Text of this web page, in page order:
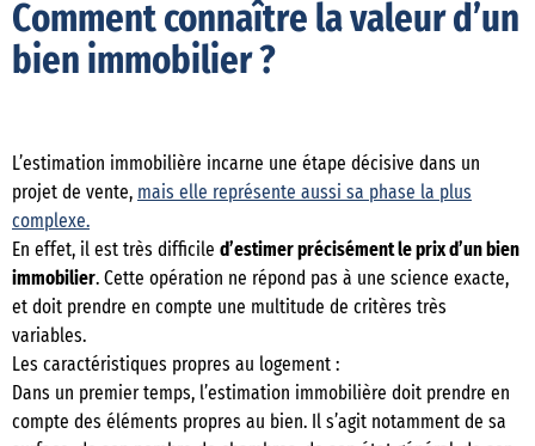
Comment connaître la valeur d’un
bien immobilier ?
L’estimation immobilière incarne une étape décisive dans un
projet de vente, mais elle représente aussi sa phase la plus
complexe.
En effet, il est très difficile d’estimer précisément le prix d’un bien
immobilier. Cette opération ne répond pas à une science exacte,
et doit prendre en compte une multitude de critères très
variables.
Les caractéristiques propres au logement :
Dans un premier temps, l’estimation immobilière doit prendre en
compte des éléments propres au bien. Il s’agit notamment de sa